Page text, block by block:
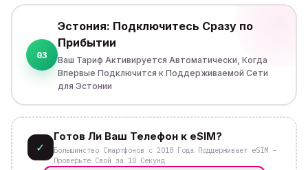
03
Эстония: Подключитесь Сразу по
Прибытии
Ваш Тариф Активируется Автоматически, Когда
Впервые Подключится к Поддерживаемой Сети
для Эстонии
✓
Готов Ли Ваш Телефон к eSIM?
Большинство Смартфонов с 2018 Года Поддерживает eSIM –
Проверьте Свой за 10 Секунд